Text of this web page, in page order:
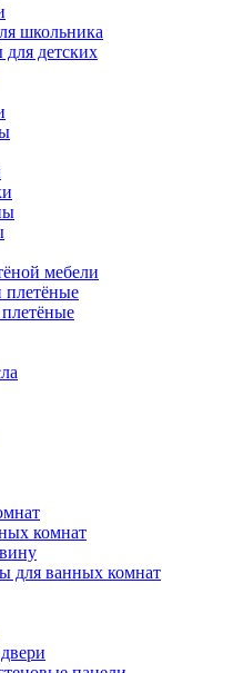
школьника
детских
мебели
плетёные
комнат
для ванных комнат